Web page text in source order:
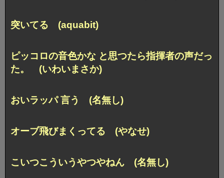
突いてる (aquabit)
ピッコロの音色かな と思つたら指揮者の声だっ
た。 (いわいまさか)
おいラッパ 言う (名無し)
オーブ飛びまくってる (やなせ)
こいつこういうやつやねん (名無し)